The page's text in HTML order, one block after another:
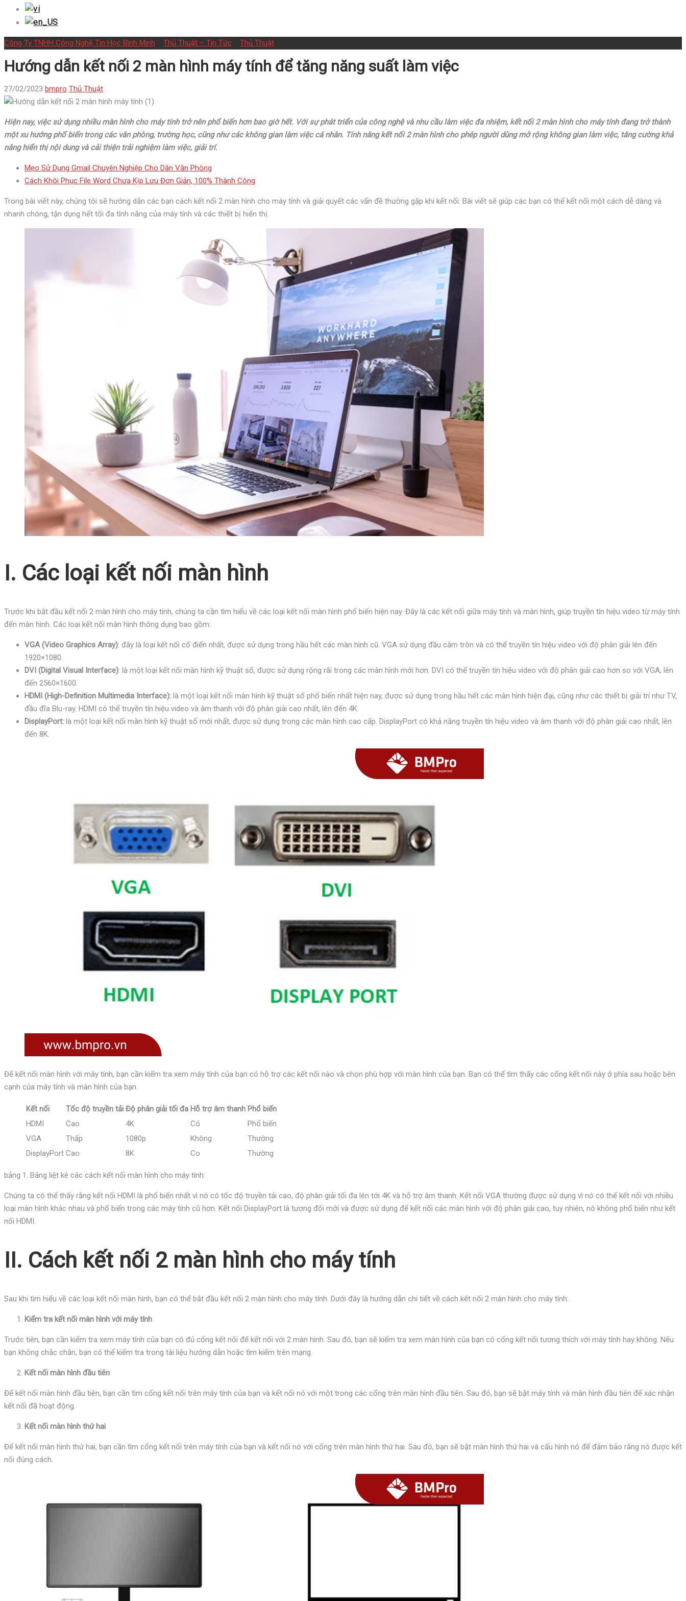
Công Ty TNHH Công Nghệ Tin Học Bình Minh Thủ Thuật – Tin Tức Thủ Thuật
Hướng dẫn kết nối 2 màn hình máy tính để tăng năng suất làm việc
27/02/2023 bmpro Thủ Thuật
Hiện nay, việc sử dụng nhiều màn hình cho máy tính trở nên phổ biến hơn bao giờ hết. Với sự phát triển của công nghệ và nhu cầu làm việc đa nhiệm, kết nối 2 màn hình cho máy tính đang trở thành
một xu hướng phổ biến trong các văn phòng, trường học, cũng như các không gian làm việc cá nhân. Tính năng kết nối 2 màn hình cho phép người dùng mở rộng không gian làm việc, tăng cường khả
năng hiển thị nội dung và cải thiện trải nghiệm làm việc, giải trí.
Mẹo Sử Dụng Gmail Chuyên Nghiệp Cho Dân Văn Phòng
Cách Khôi Phục File Word Chưa Kịp Lưu Đơn Giản, 100% Thành Công
Trong bài viết này, chúng tôi sẽ hướng dẫn các bạn cách kết nối 2 màn hình cho máy tính và giải quyết các vấn đề thường gặp khi kết nối. Bài viết sẽ giúp các bạn có thể kết nối một cách dễ dàng và
nhanh chóng, tận dụng hết tối đa tính năng của máy tính và các thiết bị hiển thị.
I. Các loại kết nối màn hình
Trước khi bắt đầu kết nối 2 màn hình cho máy tính, chúng ta cần tìm hiểu về các loại kết nối màn hình phổ biến hiện nay. Đây là các kết nối giữa máy tính và màn hình, giúp truyền tín hiệu video từ máy tính
đến màn hình. Các loại kết nối màn hình thông dụng bao gồm:
VGA (Video Graphics Array): đây là loại kết nối cổ điển nhất, được sử dụng trong hầu hết các màn hình cũ. VGA sử dụng đầu cắm tròn và có thể truyền tín hiệu video với độ phân giải lên đến
1920×1080.
DVI (Digital Visual Interface): là một loại kết nối màn hình kỹ thuật số, được sử dụng rộng rãi trong các màn hình mới hơn. DVI có thể truyền tín hiệu video với độ phân giải cao hơn so với VGA, lên
đến 2560×1600.
HDMI (High-Definition Multimedia Interface): là một loại kết nối màn hình kỹ thuật số phổ biến nhất hiện nay, được sử dụng trong hầu hết các màn hình hiện đại, cũng như các thiết bị giải trí như TV,
đầu đĩa Blu-ray. HDMI có thể truyền tín hiệu video và âm thanh với độ phân giải cao nhất, lên đến 4K.
DisplayPort: là một loại kết nối màn hình kỹ thuật số mới nhất, được sử dụng trong các màn hình cao cấp. DisplayPort có khả năng truyền tín hiệu video và âm thanh với độ phân giải cao nhất, lên
đến 8K.
Để kết nối màn hình với máy tính, bạn cần kiểm tra xem máy tính của bạn có hỗ trợ các kết nối nào và chọn phù hợp với màn hình của bạn. Bạn có thể tìm thấy các cổng kết nối này ở phía sau hoặc bên
cạnh của máy tính và màn hình của bạn.
Kết nối Tốc độ truyền tải Độ phân giải tối đa Hỗ trợ âm thanh Phổ biến
HDMI
Cao 4K Có
Phổ biến
VGA
Thấp 1080p Không
Thường
DisplayPort Cao 8K Co Thường
bảng 1. Bảng liệt kê các cách kết nối màn hình cho máy tính:
Chúng ta có thể thấy rằng kết nối HDMI là phổ biến nhất vì nó có tốc độ truyền tải cao, độ phân giải tối đa lên tới 4K và hỗ trợ âm thanh. Kết nối VGA thường được sử dụng vì nó có thể kết nối với nhiều
loại màn hình khác nhau và phổ biến trong các máy tính cũ hơn. Kết nối DisplayPort là tương đối mới và được sử dụng để kết nối các màn hình với độ phân giải cao, tuy nhiên, nó không phổ biến như kết
nối HDMI.
II. Cách kết nối 2 màn hình cho máy tính
Sau khi tìm hiểu về các loại kết nối màn hình, bạn có thể bắt đầu kết nối 2 màn hình cho máy tính. Dưới đây là hướng dẫn chi tiết về cách kết nối 2 màn hình cho máy tính:
Kiểm tra kết nối màn hình với máy tính
Trước tiên, bạn cần kiểm tra xem máy tính của bạn có đủ cổng kết nối để kết nối với 2 màn hình. Sau đó, bạn sẽ kiểm tra xem màn hình của bạn có cổng kết nối tương thích với máy tính hay không. Nếu
bạn không chắc chắn, bạn có thể kiểm tra trong tài liệu hướng dẫn hoặc tìm kiếm trên mạng.
Kết nối màn hình đầu tiên
Để kết nối màn hình đầu tiên, bạn cần tìm cổng kết nối trên máy tính của bạn và kết nối nó với một trong các cổng trên màn hình đầu tiên. Sau đó, bạn sẽ bật máy tính và màn hình đầu tiên để xác nhận
kết nối đã hoạt động.
Kết nối màn hình thứ hai
Để kết nối màn hình thứ hai, bạn cần tìm cổng kết nối trên máy tính của bạn và kết nối nó với cổng trên màn hình thứ hai. Sau đó, bạn sẽ bật màn hình thứ hai và cấu hình nó để đảm bảo rằng nó được kết
nối đúng cách.